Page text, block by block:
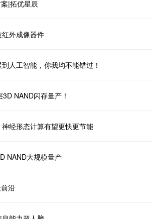
|拓优星辰
外成像器件
人工智能，你我均不能错过！
NAND闪存量产！
经形态计算有望更快更节能
NAND大规模量产
沿